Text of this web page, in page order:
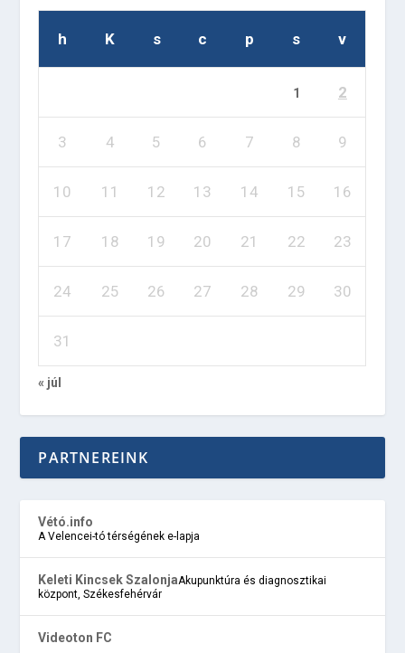
h K s c p s v
1 2
3 4 5 6 7 8 9
10 11 12 13 14 15 16
17 18 19 20 21 22 23
24 25 26 27 28 29 30
31
« júl
PARTNEREINK
Vétó.info
A Velencei-tó térségének e-lapja
Keleti Kincsek SzalonjaAkupunktúra és diagnosztikai
központ, Székesfehérvár
Videoton FC